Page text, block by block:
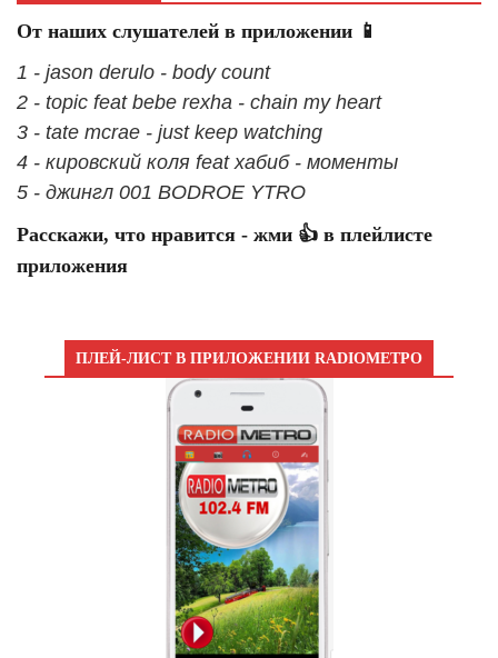
От наших слушателей в приложении 📱
1 - jason derulo - body count
2 - topic feat bebe rexha - chain my heart
3 - tate mcrae - just keep watching
4 - кировский коля feat хабиб - моменты
5 - джингл 001 BODROE YTRO
Расскажи, что нравится - жми 👍 в плейлисте
приложения
ПЛЕЙ-ЛИСТ В ПРИЛОЖЕНИИ RADIOМЕТРО